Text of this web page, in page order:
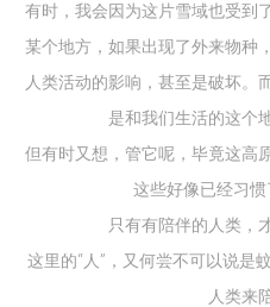
有时，我会因为这片雪域也受到
某个地方，如果出现了外来物种
人类活动的影响，甚至是破坏。
是和我们生活的这个
但有时又想，管它呢，毕竟这高
这些好像已经习惯
只有有陪伴的人类，
这里的“人”，又何尝不可以说是
人类来